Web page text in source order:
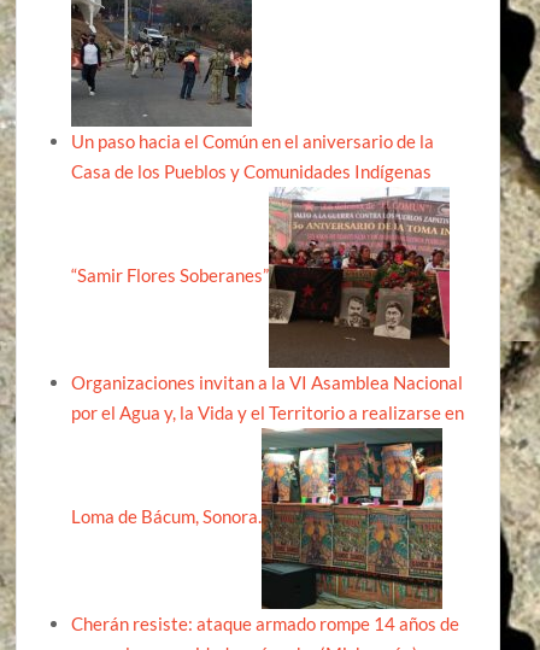
Un paso hacia el Común en el aniversario de la
Casa de los Pueblos y Comunidades Indígenas
“Samir Flores Soberanes”
Organizaciones invitan a la VI Asamblea Nacional
por el Agua y, la Vida y el Territorio a realizarse en
Loma de Bácum, Sonora.
Cherán resiste: ataque armado rompe 14 años de